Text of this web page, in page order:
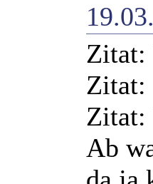
Zitat:
Zitat:
Zitat:
Ab